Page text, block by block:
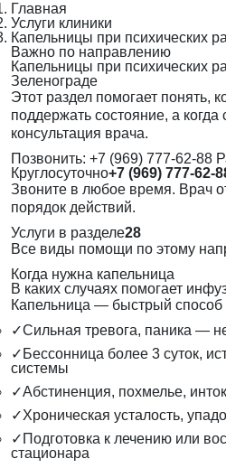
Главная
Услуги клиники
Капельницы при психических
Важно по направлению
Капельницы при психических
Зеленограде
Этот раздел помогает понять,
поддержать состояние, а
консультация врача.
Позвонить: +7 (969) 777-62-88
Круглосуточно+7 (969) 777-62-
Звоните в любое время. Врач
порядок действий.
Услуги в разделе28
Все виды помощи по этому
Когда нужна капельница
В каких случаях помогает
Капельница — быстрый способ
✓Сильная тревога, паника —
✓ Бессонница более 3 суток,
системы
✓Абстиненция, похмелье,
✓Хроническая усталость,
✓ Подготовка к лечению или
стационара